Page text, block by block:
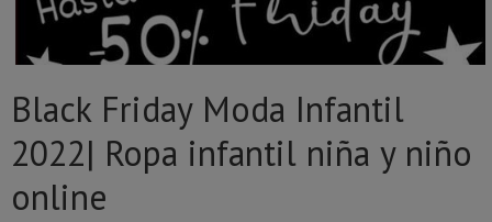
Black Friday Moda Infantil
2022| Ropa infantil niña y niño
online